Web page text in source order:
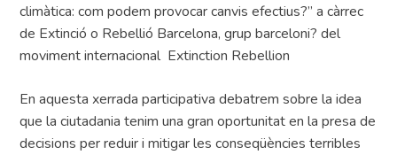
climàtica: com podem provocar canvis efectius?” a càrrec
de Extinció o Rebellió Barcelona, grup barceloni? del
moviment internacional Extinction Rebellion
En aquesta xerrada participativa debatrem sobre la idea
que la ciutadania tenim una gran oportunitat en la presa de
decisions per reduir i mitigar les conseqüències terribles